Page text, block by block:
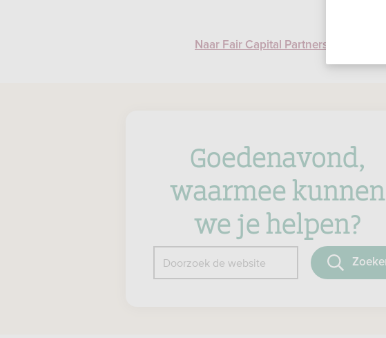
Naar Fair Capital Partners
Goedenavond,
waarmee kunnen
we je helpen?
Doorzoek de website
Zoeken